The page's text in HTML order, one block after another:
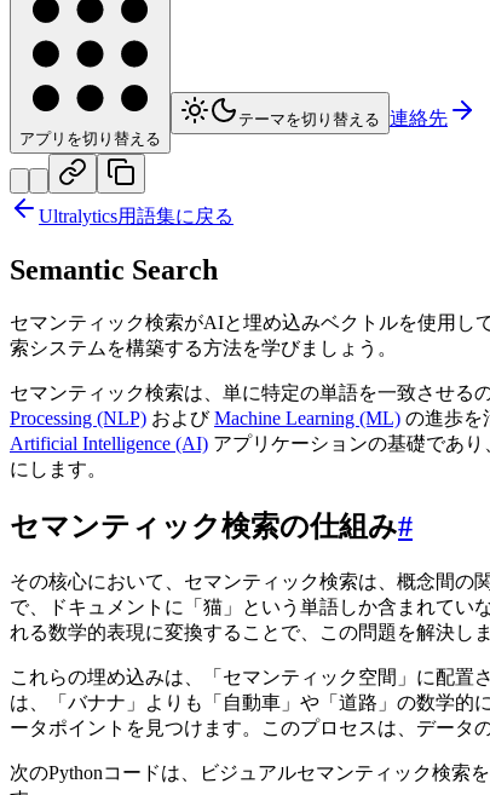
アプリを切り替える
テーマを切り替える 連絡先
Ultralytics用語集に戻る
Semantic Search
セマンティック検索がAIと埋め込みベクトルを使用し
索システムを構築する方法を学びましょう。
セマンティック検索は、単に特定の単語を一致させる
Processing (NLP) およびMachine Learning (ML) の進歩を
Artificial Intelligence (AI) アプリケーションの基礎であ
にします。
セマンティック検索の仕組み#
その核心において、セマンティック検索は、概念間の
で、ドキュメントに「猫」という単語しか含まれてい
れる数学的表現に変換することで、この問題を解決しま
これらの埋め込みは、「セマンティック空間」に配
は、「バナナ」よりも「自動車」や「道路」の数学的
ータポイントを見つけます。このプロセスは、データ
次のPythonコードは、ビジュアルセマンティック検索